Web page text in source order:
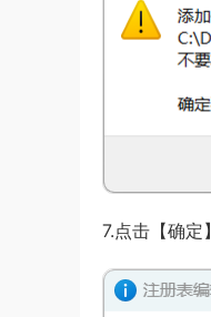
7.点击【确定】